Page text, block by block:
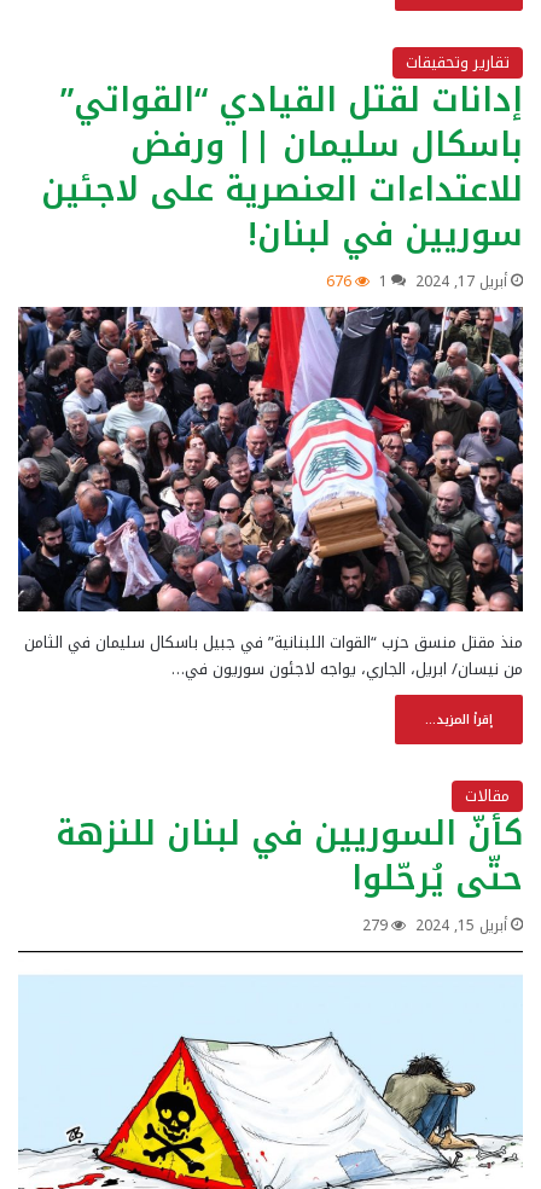
تقارير وتحقيقات
إدانات لقتل القيادي “القواتي”
باسكال سليمان || ورفض
للاعتداءات العنصرية على لاجئين
سوريين في لبنان!
أبريل 17, 2024 1
676
منذ مقتل منسق حزب “القوات اللبنانية” في جبيل باسكال سليمان في الثامن
من نيسان/ ابريل، الجاري، يواجه لاجئون سوريون في…
إقرأ المزيد...
مقالات
كأنّ السوريين في لبنان للنزهة
حتّى يُرحّلوا
أبريل 15, 2024 279